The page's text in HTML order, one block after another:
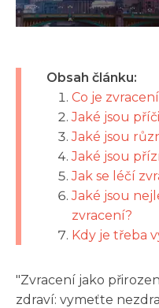
Obsah článku:
Co je
Jaké jsou
Jaké jsou
Jaké jsou
Jak se léčí
Jaké jsou
zvracení?
Kdy je třeba
"Zvracení jako
zdraví: vymeťte